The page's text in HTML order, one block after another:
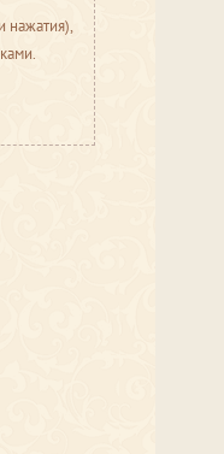
нажатия),